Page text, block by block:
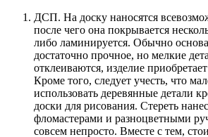
ДСП. На доску наносятся
после чего она покрывается
либо ламинируется. Обычно
достаточно прочное, но мелкие
отклеиваются, изделие
Кроме того, следует учесть, что
использовать деревянные детали
доски для рисования. Стереть
фломастерами и разноцветными
совсем непросто. Вместе с тем,